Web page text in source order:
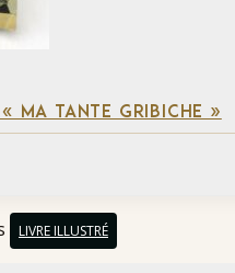
MA TANTE GRIBICHE »
LIVRE ILLUSTRÉ